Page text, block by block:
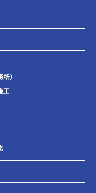
）
工